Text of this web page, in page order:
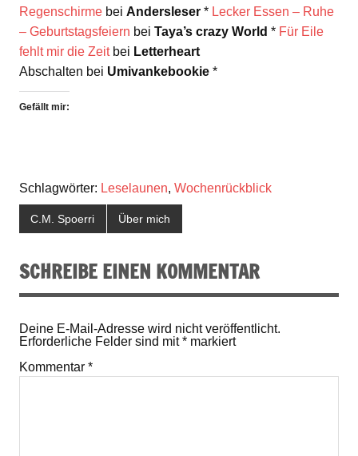
Regenschirme bei Andersleser * Lecker Essen – Ruhe
– Geburtstagsfeiern bei Taya’s crazy World * Für Eile
fehlt mir die Zeitbei Letterheart
Abschalten bei Umivankebookie *
Gefällt mir:
Schlagwörter: Leselaunen, Wochenrückblick
C.M. Spoerri Über mich
SCHREIBE EINEN KOMMENTAR
Deine E-Mail-Adresse wird nicht veröffentlicht.
Erforderliche Felder sind mit* markiert
Kommentar *